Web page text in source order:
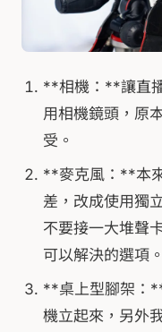
**相機：**讓直
用相機鏡頭，原
受。
**麥克風：**本
差，改成使用獨
不要接一大堆聲
可以解決的選項。
**桌上型腳架：
機立起來，另外